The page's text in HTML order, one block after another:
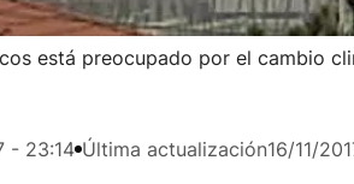
está preocupado por el cambio
- 23:14 Última actualización16/11/